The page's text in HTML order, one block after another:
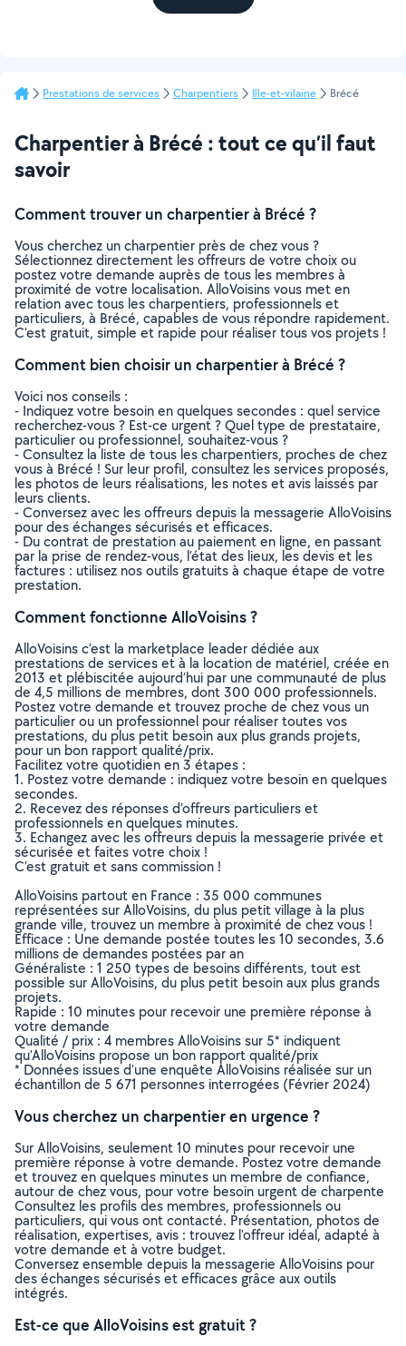
Prestations de services Charpentiers Ille-et-vilaine Brécé
Charpentier à Brécé : tout ce qu’il faut
savoir
Comment trouver un charpentier à Brécé ?
Vous cherchez un charpentier près de chez vous ?
Sélectionnez directement les offreurs de votre choix ou
postez votre demande auprès de tous les membres à
proximité de votre localisation. AlloVoisins vous met en
relation avec tous les charpentiers, professionnels et
particuliers, à Brécé, capables de vous répondre rapidement.
C’est gratuit, simple et rapide pour réaliser tous vos projets !
Comment bien choisir un charpentier à Brécé ?
Voici nos conseils :
- Indiquez votre besoin en quelques secondes : quel service
recherchez-vous ? Est-ce urgent ? Quel type de prestataire,
particulier ou professionnel, souhaitez-vous ?
- Consultez la liste de tous les charpentiers, proches de chez
vous à Brécé ! Sur leur profil, consultez les services proposés,
les photos de leurs réalisations, les notes et avis laissés par
leurs clients.
- Conversez avec les offreurs depuis la messagerie AlloVoisins
pour des échanges sécurisés et efficaces.
- Du contrat de prestation au paiement en ligne, en passant
par la prise de rendez-vous, l’état des lieux, les devis et les
factures : utilisez nos outils gratuits à chaque étape de votre
prestation.
Comment fonctionne AlloVoisins ?
AlloVoisins c’est la marketplace leader dédiée aux
prestations de services et à la location de matériel, créée en
2013 et plébiscitée aujourd’hui par une communauté de plus
de 4,5 millions de membres, dont 300 000 professionnels.
Postez votre demande et trouvez proche de chez vous un
particulier ou un professionnel pour réaliser toutes vos
prestations, du plus petit besoin aux plus grands projets,
pour un bon rapport qualité/prix.
Facilitez votre quotidien en 3 étapes :
1. Postez votre demande : indiquez votre besoin en quelques
secondes.
2. Recevez des réponses d’offreurs particuliers et
professionnels en quelques minutes.
3. Echangez avec les offreurs depuis la messagerie privée et
sécurisée et faites votre choix !
C’est gratuit et sans commission !
AlloVoisins partout en France : 35 000 communes
représentées sur AlloVoisins, du plus petit village à la plus
grande ville, trouvez un membre à proximité de chez vous !
Efficace : Une demande postée toutes les 10 secondes, 3.6
millions de demandes postées par an
Généraliste : 1 250 types de besoins différents, tout est
possible sur AlloVoisins, du plus petit besoin aux plus grands
projets.
Rapide : 10 minutes pour recevoir une première réponse à
votre demande
Qualité / prix : 4 membres AlloVoisins sur 5* indiquent
qu’AlloVoisins propose un bon rapport qualité/prix
* Données issues d’une enquête AlloVoisins réalisée sur un
échantillon de 5 671 personnes interrogées (Février 2024)
Vous cherchez un charpentier en urgence ?
Sur AlloVoisins, seulement 10 minutes pour recevoir une
première réponse à votre demande. Postez votre demande
et trouvez en quelques minutes un membre de confiance,
autour de chez vous, pour votre besoin urgent de charpente
Consultez les profils des membres, professionnels ou
particuliers, qui vous ont contacté. Présentation, photos de
réalisation, expertises, avis : trouvez l'offreur idéal, adapté à
votre demande et à votre budget.
Conversez ensemble depuis la messagerie AlloVoisins pour
des échanges sécurisés et efficaces grâce aux outils
intégrés.
Est-ce que AlloVoisins est gratuit ?